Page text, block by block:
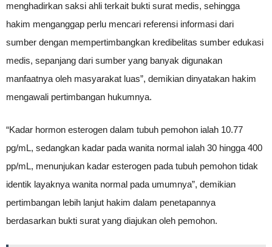
menghadirkan saksi ahli terkait bukti surat medis, sehingga
hakim menganggap perlu mencari referensi informasi dari
sumber dengan mempertimbangkan kredibelitas sumber edukasi
medis, sepanjang dari sumber yang banyak digunakan
manfaatnya oleh masyarakat luas”, demikian dinyatakan hakim
mengawali pertimbangan hukumnya.
“Kadar hormon esterogen dalam tubuh pemohon ialah 10.77
pg/mL, sedangkan kadar pada wanita normal ialah 30 hingga 400
pp/mL, menunjukan kadar esterogen pada tubuh pemohon tidak
identik layaknya wanita normal pada umumnya”, demikian
pertimbangan lebih lanjut hakim dalam penetapannya
berdasarkan bukti surat yang diajukan oleh pemohon.